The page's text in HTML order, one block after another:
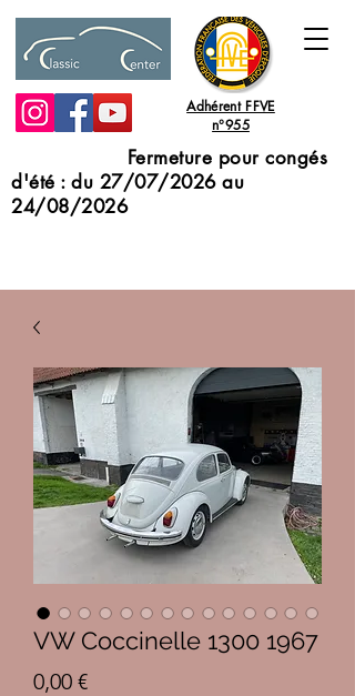
Adhérent FFVE
n°955
Fermeture pour congés
d'été : du 27/07/2026 au
24/08/2026
VW Coccinelle 1300 1967
0,00 €Prix